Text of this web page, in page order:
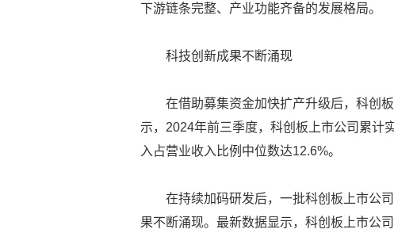
下游链条完整、产业功能齐备的发展格局。
科技创新成果不断涌现
在借助募集资金加快扩产升级后，科创
示，2024年前三季度，科创板上市公司累计
入占营业收入比例中位数达12.6%。
在持续加码研发后，一批科创板上市公
果不断涌现。最新数据显示，科创板上市公